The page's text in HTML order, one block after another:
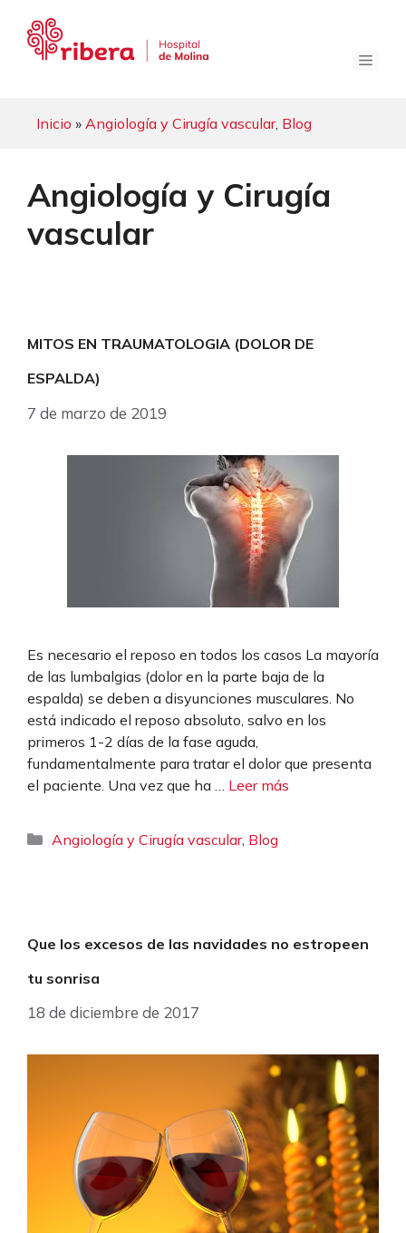
contenido
Menú
Inicio » Angiología y Cirugía vascular, Blog
Angiología y Cirugía
vascular
MITOS EN TRAUMATOLOGIA (DOLOR DE
ESPALDA)
7 de marzo de 2019
Es necesario el reposo en todos los casos La mayoría
de las lumbalgias (dolor en la parte baja de la
espalda) se deben a disyunciones musculares. No
está indicado el reposo absoluto, salvo en los
primeros 1-2 días de la fase aguda,
fundamentalmente para tratar el dolor que presenta
el paciente. Una vez que ha … Leer más
Categorías
Angiología y Cirugía vascular, Blog
Que los excesos de las navidades no estropeen
tu sonrisa
18 de diciembre de 2017